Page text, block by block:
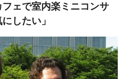
ェで室内楽ミニコンサ
したい」